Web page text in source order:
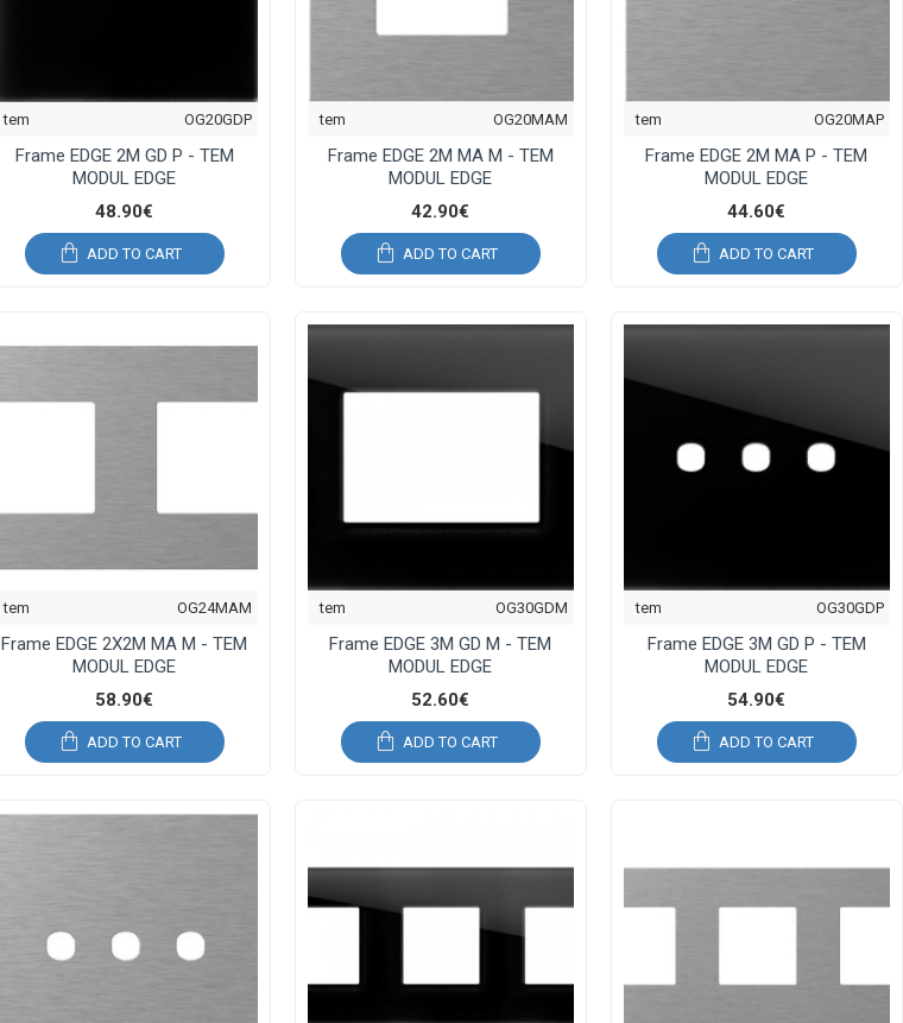
tem OG20GDP
Frame EDGE 2M GD P - TEM
MODUL EDGE
48.90€
ADD TO CART
tem OG20MAM
Frame EDGE 2M MA M - TEM
MODUL EDGE
42.90€
ADD TO CART
tem OG20MAP
Frame EDGE 2M MA P - TEM
MODUL EDGE
44.60€
ADD TO CART
tem OG24MAM
Frame EDGE 2X2M MA M - TEM
MODUL EDGE
58.90€
ADD TO CART
tem OG30GDM
Frame EDGE 3M GD M - TEM
MODUL EDGE
52.60€
ADD TO CART
tem OG30GDP
Frame EDGE 3M GD P - TEM
MODUL EDGE
54.90€
ADD TO CART